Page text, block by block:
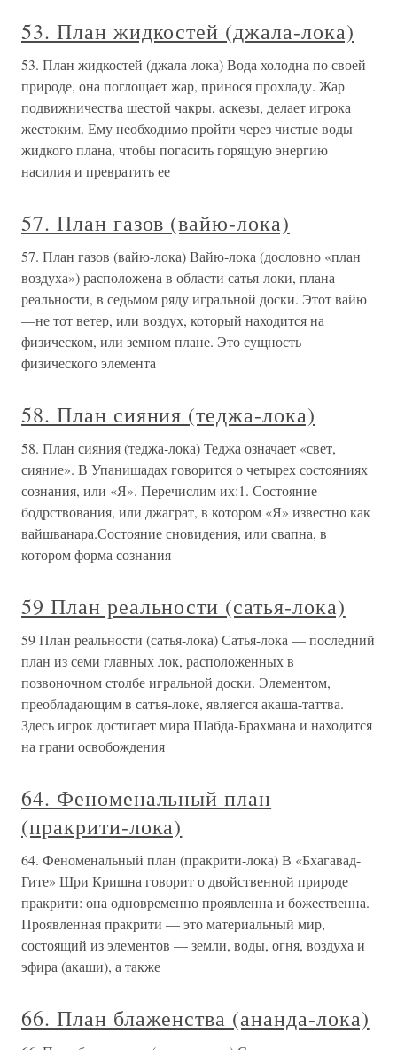
53. План жидкостей (джала-лока)
53. План жидкостей (джала-лока) Вода холодна по своей
природе, она поглощает жар, принося прохладу. Жар
подвижничества шестой чакры, аскезы, делает игрока
жестоким. Ему необходимо пройти через чистые воды
жидкого плана, чтобы погасить горящую энергию
насилия и превратить ее
57. План газов (вайю-лока)
57. План газов (вайю-лока) Вайю-лока (дословно «план
воздуха») расположена в области сатья-локи, плана
реальности, в седьмом ряду игральной доски. Этот вайю
—не тот ветер, или воздух, который находится на
физическом, или земном плане. Это сущность
физического элемента
58. План сияния (теджа-лока)
58. План сияния (теджа-лока) Теджа означает «свет,
сияние». В Упанишадах говорится о четырех состояниях
сознания, или «Я». Перечислим их:1. Состояние
бодрствования, или джаграт, в котором «Я» известно как
вайшванара.Состояние сновидения, или свапна, в
котором форма сознания
59 План реальности (сатья-лока)
59 План реальности (сатья-лока) Сатья-лока — последний
план из семи главных лок, расположенных в
позвоночном столбе игральной доски. Элементом,
преобладающим в сатъя-локе, являегся акаша-таттва.
Здесь игрок достигает мира Шабда-Брахмана и находится
на грани освобождения
64. Феноменальный план
(пракрити-лока)
64. Феноменальный план (пракрити-лока) В «Бхагавад-
Гите» Шри Кришна говорит о двойственной природе
пракрити: она одновременно проявленна и божественна.
Проявленная пракрити — это материальный мир,
состоящий из элементов — земли, воды, огня, воздуха и
эфира (акаши), а также
66. План блаженства (ананда-лока)